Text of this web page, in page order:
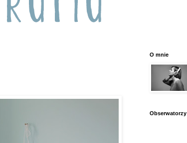
O mnie
Obserwatorzy